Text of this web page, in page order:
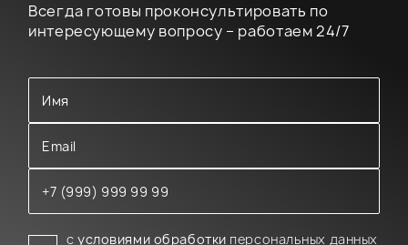
Всегда готовы проконсультировать по
интересующему вопросу – работаем 24/7
сусловиями обработки персональных данных